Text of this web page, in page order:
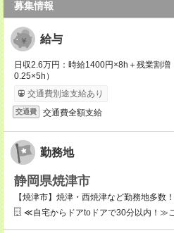
募集情報
給与
日収2.6万円：時給1400円×8h＋残業割
0.25×5h）
交通費別途支給あり
交通費 交通費全額支給
勤務地
静岡県焼津市
【焼津市】焼津・西焼津など勤務地多数！
≪自宅からドアtoドアで30分以内！≫